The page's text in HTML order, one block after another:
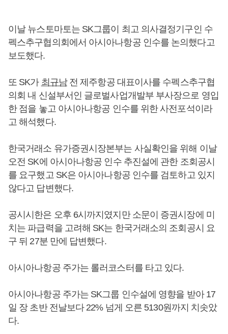
이날 뉴스토마토는 SK그룹이 최고 의사결정기구인 수
펙스추구협의회에서 아시아나항공 인수를 논의했다고
보도했다.
또 SK가 최규남전 제주항공 대표이사를 수펙스추구협
의회 내 신설부서인 글로벌사업개발부 부사장으로 영입
한 점을 놓고 아시아나항공 인수를 위한 사전포석이라
고 해석했다.
한국거래소 유가증권시장본부는 사실확인을 위해 이날
오전 SK에 아시아나항공 인수 추진설에 관한 조회공시
를 요구했고 SK은 아시아나항공 인수를 검토하고 있지
않다고 답변했다.
공시시한은 오후 6시까지였지만 소문이 증권시장에 미
치는 파급력을 고려해 SK는 한국거래소의 조회공시 요
구 뒤 27분 만에 답변했다.
아시아나항공 주가는 롤러코스터를 타고 있다.
아시아나항공 주가는 SK그룹 인수설에 영향을 받아 17
일 장 초반 전날보다 22% 넘게 오른 5130원까지 치솟았
다.